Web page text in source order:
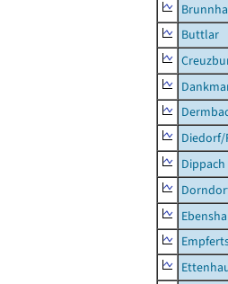
Buttlar
Dippach